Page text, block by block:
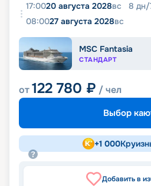
17:0020 августа 2028вс 8 дн/
08:0027 августа 2028вс
MSC Fantasia
СТАНДАРТ
от122 780 ₽ / чел
Выбор
+1 000
Добавить в